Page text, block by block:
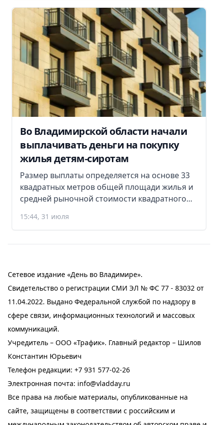
Во Владимирской области начали
выплачивать деньги на покупку
жилья детям-сиротам
Размер выплаты определяется на основе 33
квадратных метров общей площади жилья и
средней рыночной стоимости квадратного...
15:44, 31 июля
Сетевое издание «День во Владимире».
Свидетельство о регистрации СМИ ЭЛ № ФС 77 - 83032 от
11.04.2022. Выдано Федеральной службой по надзору в
сфере связи, информационных технологий и массовых
коммуникаций.
Учредитель – ООО «Трафик». Главный редактор – Шилов
Константин Юрьевич
Телефон редакции: +7 931 577-02-26
Электронная почта: info@vladday.ru
Все права на любые материалы, опубликованные на
сайте, защищены в соответствии с российским и